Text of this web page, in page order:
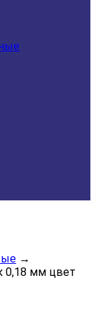
→
0,18 мм цвет